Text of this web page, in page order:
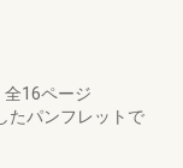
全16ページ
たパンフレットで